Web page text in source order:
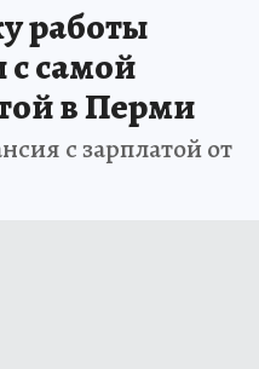
работы
с самой
в Перми
с зарплатой от